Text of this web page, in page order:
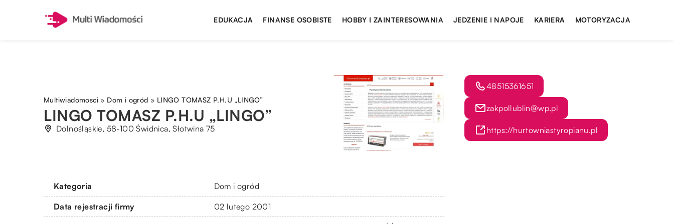
EDUKACJA FINANSE OSOBISTE HOBBY I ZAINTERESOWANIA JEDZENIE I NAPOJE KARIERA MOTORYZACJA
Multiwiadomosci » Dom i ogród » LINGO TOMASZ P.H.U „LINGO”
LINGO TOMASZ P.H.U „LINGO”
Dolnośląskie, 58-100 Świdnica, Słotwina 75
Kategoria Dom i ogród
Data rejestracji firmy 02 lutego 2001
48515361651
zakpollublin@wp.pl
https://hurtowniastyropianu.pl